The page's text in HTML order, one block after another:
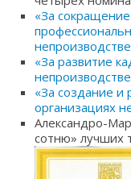
«За
«За развитие
«За создание и
организациях
Александро-
сотню» лучших